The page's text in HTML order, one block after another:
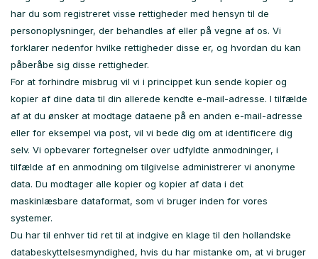
har du som registreret visse rettigheder med hensyn til de
personoplysninger, der behandles af eller på vegne af os. Vi
forklarer nedenfor hvilke rettigheder disse er, og hvordan du kan
påberåbe sig disse rettigheder.
For at forhindre misbrug vil vi i princippet kun sende kopier og
kopier af dine data til din allerede kendte e-mail-adresse. I tilfælde
af at du ønsker at modtage dataene på en anden e-mail-adresse
eller for eksempel via post, vil vi bede dig om at identificere dig
selv. Vi opbevarer fortegnelser over udfyldte anmodninger, i
tilfælde af en anmodning om tilgivelse administrerer vi anonyme
data. Du modtager alle kopier og kopier af data i det
maskinlæsbare dataformat, som vi bruger inden for vores
systemer.
Du har til enhver tid ret til at indgive en klage til den hollandske
databeskyttelsesmyndighed, hvis du har mistanke om, at vi bruger